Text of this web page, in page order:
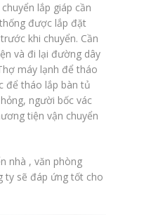
lắp giáp cần
được lắp đặt
khi chuyển. Cần
và đi lại đường dây
máy lạnh để tháo
để tháo lắp bàn tủ
người bốc vác
tiện vận chuyển
nhà , văn phòng
ty sẽ đáp ứng tốt cho